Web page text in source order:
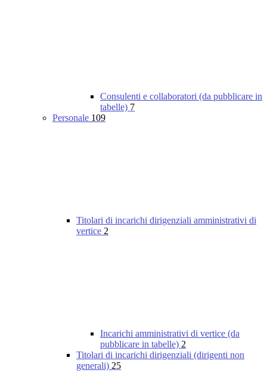
Consulenti e collaboratori (da pubblicare in
tabelle) 7
Personale 109
Titolari di incarichi dirigenziali amministrativi di
vertice 2
Incarichi amministrativi di vertice (da
pubblicare in tabelle) 2
Titolari di incarichi dirigenziali (dirigenti non
generali) 25